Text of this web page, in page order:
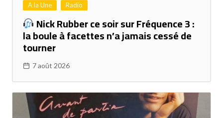
A la Une Radio
Nick Rubber ce soir sur Fréquence 3 :
la boule à facettes n’a jamais cessé de
tourner
7 août 2026